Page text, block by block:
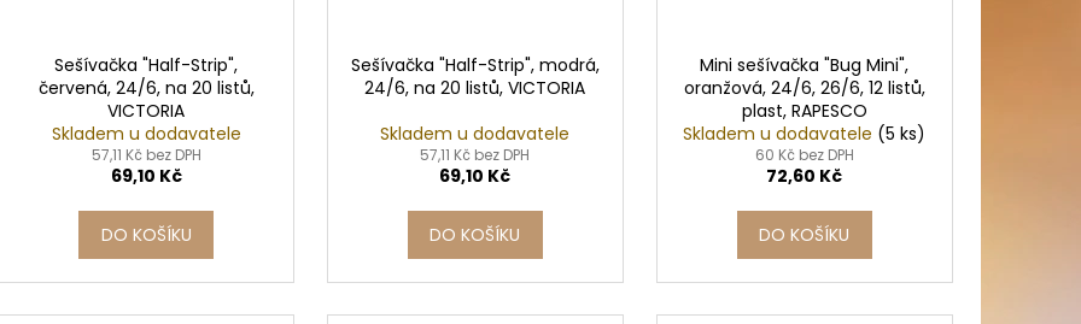
Sešívačka "Half-Strip",
červená, 24/6, na 20 listů,
VICTORIA
Skladem u dodavatele
57,11 Kč bez DPH
69,10 Kč
DO KOŠÍKU
Sešívačka "Half-Strip", modrá,
24/6, na 20 listů, VICTORIA
Skladem u dodavatele
57,11 Kč bez DPH
69,10 Kč
DO KOŠÍKU
Mini sešívačka "Bug Mini",
oranžová, 24/6, 26/6, 12 listů,
plast, RAPESCO
Skladem u dodavatele (5 ks)
60 Kč bez DPH
72,60 Kč
DO KOŠÍKU